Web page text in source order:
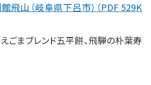
山（岐阜県下呂市）（PDF 529K
ごまブレンド五平餅、飛騨の朴葉寿